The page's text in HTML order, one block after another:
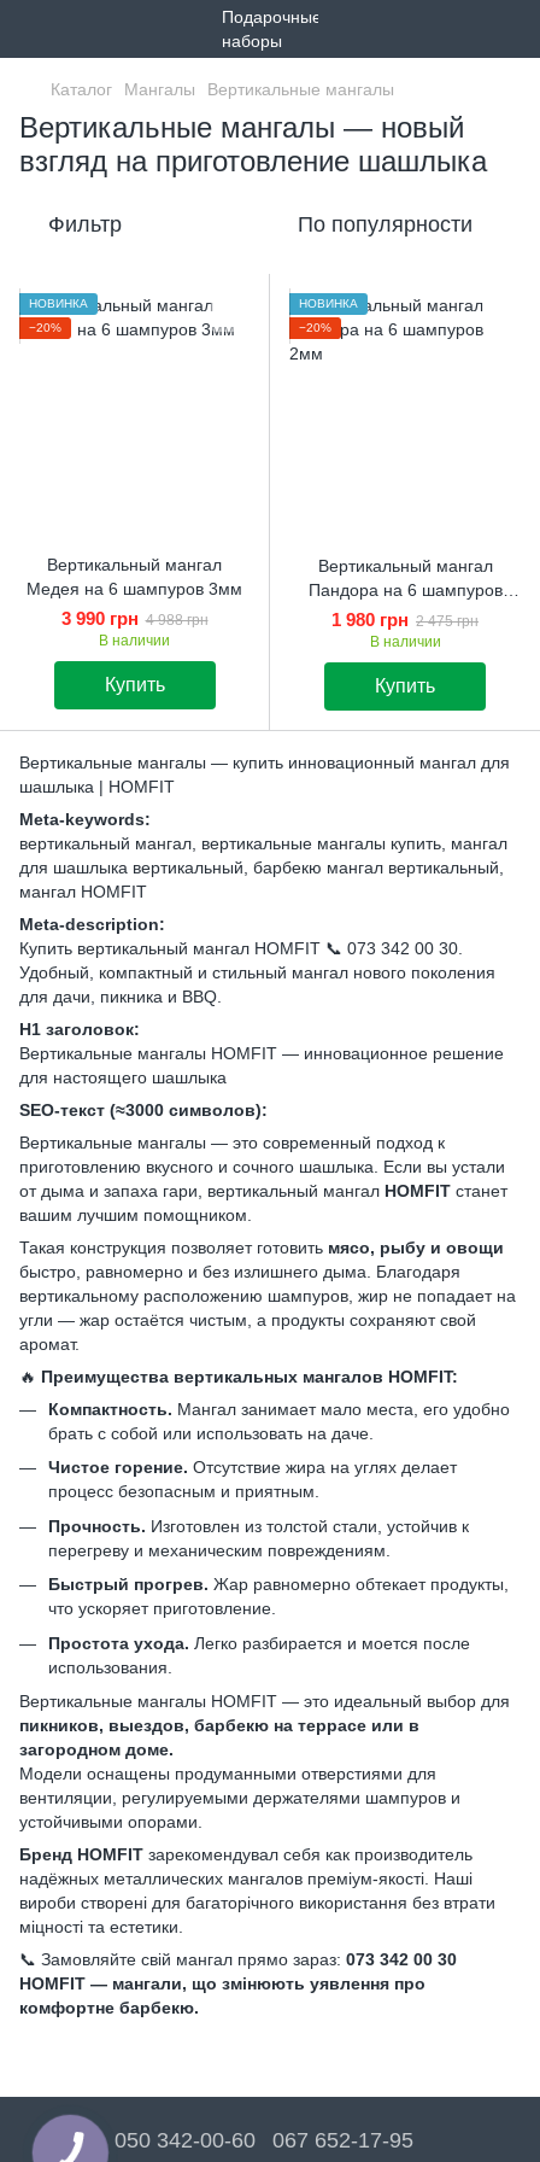
Каталог Мангалы Вертикальные мангалы
Вертикальные мангалы — новый
взгляд на приготовление шашлыка
Фильтр По популярности
НОВИНКА
−20%
Вертикальный мангал
Медея на 6 шампуров 3мм
3 990 грн 4 988 грн
В наличии
Купить
НОВИНКА
−20%
Вертикальный мангал
Пандора на 6 шампуров
2мм
1 980 грн 2 475 грн
В наличии
Купить
Вертикальные мангалы — купить инновационный мангал для
шашлыка | HOMFIT
Meta-keywords:
вертикальный мангал, вертикальные мангалы купить, мангал
для шашлыка вертикальный, барбекю мангал вертикальный,
мангал HOMFIT
Meta-description:
Купить вертикальный мангал HOMFIT 📞 073 342 00 30.
Удобный, компактный и стильный мангал нового поколения
для дачи, пикника и BBQ.
H1 заголовок:
Вертикальные мангалы HOMFIT — инновационное решение
для настоящего шашлыка
SEO-текст (≈3000 символов):
Вертикальные мангалы — это современный подход к
приготовлению вкусного и сочного шашлыка. Если вы устали
от дыма и запаха гари, вертикальный мангал HOMFIT станет
вашим лучшим помощником.
Такая конструкция позволяет готовить мясо, рыбу и овощи
быстро, равномерно и без излишнего дыма. Благодаря
вертикальному расположению шампуров, жир не попадает на
угли — жар остаётся чистым, а продукты сохраняют свой
аромат.
🔥 Преимущества вертикальных мангалов HOMFIT:
Компактность. Мангал занимает мало места, его удобно
брать с собой или использовать на даче.
Чистое горение. Отсутствие жира на углях делает
процесс безопасным и приятным.
Прочность. Изготовлен из толстой стали, устойчив к
перегреву и механическим повреждениям.
Быстрый прогрев. Жар равномерно обтекает продукты,
что ускоряет приготовление.
Простота ухода. Легко разбирается и моется после
использования.
Вертикальные мангалы HOMFIT — это идеальный выбор для
пикников, выездов, барбекю на террасе или в
загородном доме.
Модели оснащены продуманными отверстиями для
вентиляции, регулируемыми держателями шампуров и
устойчивыми опорами.
Бренд HOMFIT зарекомендувал себя как производитель
надёжных металлических мангалов преміум-якості. Наші
вироби створені для багаторічного використання без втрати
міцності та естетики.
📞 Замовляйте свій мангал прямо зараз: 073 342 00 30
HOMFIT — мангали, що змінюють уявлення про
комфортне барбекю.
050 342-00-60 067 652-17-95